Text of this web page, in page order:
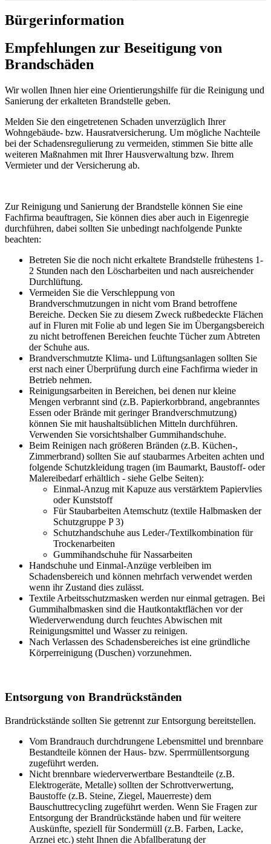
Bürgerinformation
Empfehlungen zur Beseitigung von
Brandschäden
Wir wollen Ihnen hier eine Orientierungshilfe für die Reinigung und
Sanierung der erkalteten Brandstelle geben.
Melden Sie den eingetretenen Schaden unverzüglich Ihrer
Wohngebäude- bzw. Hausratversicherung. Um mögliche Nachteile
bei der Schadensregulierung zu vermeiden, stimmen Sie bitte alle
weiteren Maßnahmen mit Ihrer Hausverwaltung bzw. Ihrem
Vermieter und der Versicherung ab.
Zur Reinigung und Sanierung der Brandstelle können Sie eine
Fachfirma beauftragen, Sie können dies aber auch in Eigenregie
durchführen, dabei sollten Sie unbedingt nachfolgende Punkte
beachten:
Betreten Sie die noch nicht erkaltete Brandstelle frühestens 1-
2 Stunden nach den Löscharbeiten und nach ausreichender
Durchlüftung.
Vermeiden Sie die Verschleppung von
Brandverschmutzungen in nicht vom Brand betroffene
Bereiche. Decken Sie zu diesem Zweck rußbedeckte Flächen
auf in Fluren mit Folie ab und legen Sie im Übergangsbereich
zu nicht betroffenen Bereichen feuchte Tücher zum Abtreten
der Schuhe aus.
Brandverschmutzte Klima- und Lüftungsanlagen sollten Sie
erst nach einer Überprüfung durch eine Fachfirma wieder in
Betrieb nehmen.
Reinigungsarbeiten in Bereichen, bei denen nur kleine
Mengen verbrannt sind (z.B. Papierkorbbrand, angebranntes
Essen oder Brände mit geringer Brandverschmutzung)
können Sie mit haushaltsüblichen Mitteln durchführen.
Verwenden Sie vorsichtshalber Gummihandschuhe.
Beim Reinigen nach größeren Bränden (z.B. Küchen-,
Zimmerbrand) sollten Sie auf staubarmes Arbeiten achten und
folgende Schutzkleidung tragen (im Baumarkt, Baustoff- oder
Malereibedarf erhältlich - siehe Gelbe Seiten):
Einmal-Anzug mit Kapuze aus verstärktem Papiervlies
oder Kunststoff
Für Staubarbeiten Atemschutz (textile Halbmasken der
Schutzgruppe P 3)
Schutzhandschuhe aus Leder-/Textilkombination für
Trockenarbeiten
Gummihandschuhe für Nassarbeiten
Handschuhe und Einmal-Anzüge verbleiben im
Schadensbereich und können mehrfach verwendet werden
wenn ihr Zustand dies zulässt.
Textile Arbeitsschutzmasken werden nur einmal getragen. Bei
Gummihalbmasken sind die Hautkontaktflächen vor der
Wiederverwendung durch feuchtes Abwischen mit
Reinigungsmittel und Wasser zu reinigen.
Nach Verlassen des Schadensbereiches ist eine gründliche
Körperreinigung (Duschen) vorzunehmen.
Entsorgung von Brandrückständen
Brandrückstände sollten Sie getrennt zur Entsorgung bereitstellen.
Vom Brandrauch durchdrungene Lebensmittel und brennbare
Bestandteile können der Haus- bzw. Sperrmüllentsorgung
zugeführt werden.
Nicht brennbare wiederverwertbare Bestandteile (z.B.
Elektrogeräte, Metalle) sollten der Schrottverwertung,
Baustoffe (z.B. Steine, Ziegel, Mauerreste) dem
Bauschuttrecycling zugeführt werden. Wenn Sie Fragen zur
Entsorgung der Brandrückstände haben und für weitere
Auskünfte, speziell für Sondermüll (z.B. Farben, Lacke,
Arznei etc.) steht Ihnen die Abfallberatung der